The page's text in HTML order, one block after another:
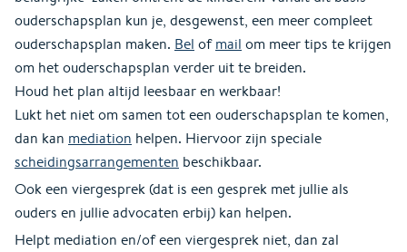
ouderschapsplan kun je, desgewenst, een meer compleet
ouderschapsplan maken. Bel ofmail om meer tips te krijgen
om het ouderschapsplan verder uit te breiden.
Houd het plan altijd leesbaar en werkbaar!
Lukt het niet om samen tot een ouderschapsplan te komen,
dan kan mediation helpen. Hiervoor zijn speciale
scheidingsarrangementen beschikbaar.
Ook een viergesprek (dat is een gesprek met jullie als
ouders en jullie advocaten erbij) kan helpen.
Helpt mediation en/of een viergesprek niet, dan zal